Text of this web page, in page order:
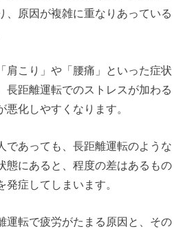
、原因が複雑に重なりあっている
肩こり」や「腰痛」といった症状
長距離運転でのストレスが加わる
悪化しやすくなります。
であっても、長距離運転のような
態にあると、程度の差はあるもの
症してしまいます。
運転で疲労がたまる原因と、その